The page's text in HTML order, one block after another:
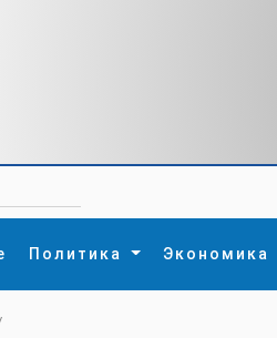
Политика Экономика